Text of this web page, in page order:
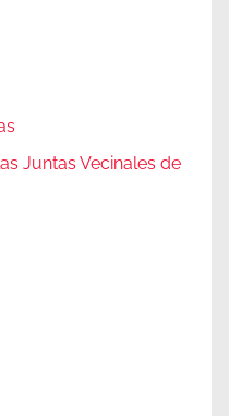
Juntas Vecinales de